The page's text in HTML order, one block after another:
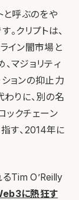
と呼ぶのをや
クリプトは、
イン闇市場と
マジョリティ
ョンの抑止力
わりに、別の名
ックチェーン
す、2014年に
Tim O’Reilly
に熱狂す